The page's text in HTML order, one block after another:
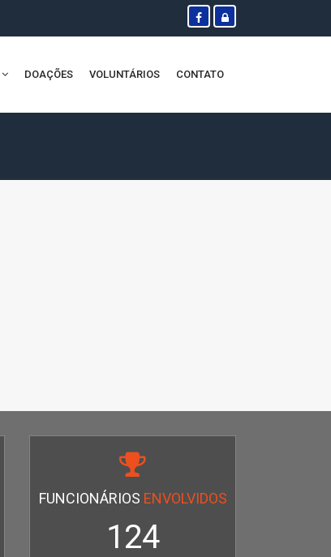
DOAÇÕES VOLUNTÁRIOS CONTATO
FUNCIONÁRIOS ENVOLVIDOS
124